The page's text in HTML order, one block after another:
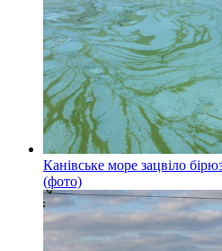
Канівське море зацвіло
(фото)